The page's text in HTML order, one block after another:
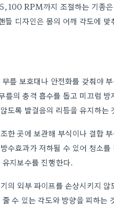
RPM까지 조절하는 기종은
디자인은 몸의 어깨 각도에
릎 보호대나 안전화를 갖춰야
릎의 충격 흡수를 돕고 미끄럼
도록 발걸음의 리듬을 유지하는
한 곳에 보관해 부식이나 결합
수효과가 저하될 수 있어 청소
지보수를 진행한다.
의 외부 파이프를 손상시키지
수 있는 각도와 방향을 피하는